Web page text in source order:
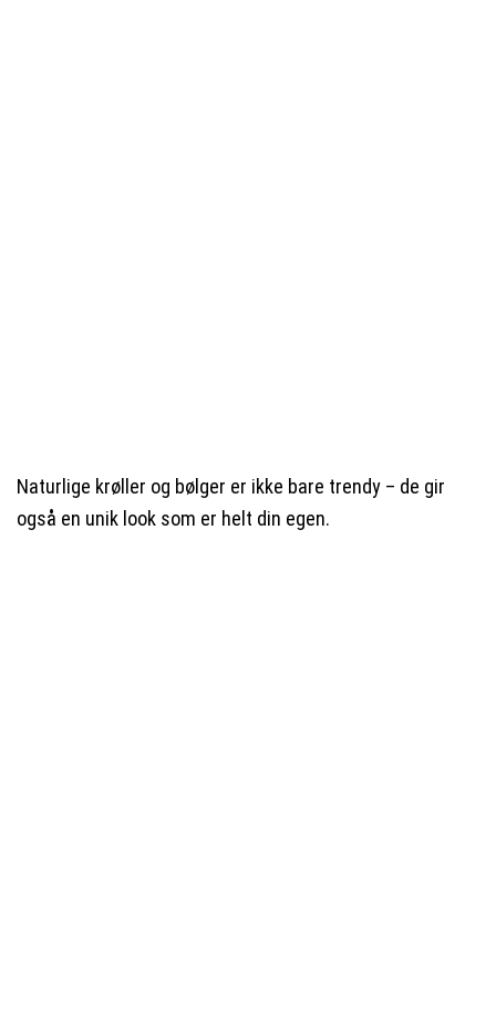
Naturlige krøller og bølger er ikke bare trendy – de gir
også en unik look som er helt din egen.